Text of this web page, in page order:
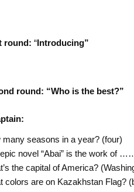
round: “Introducing”
round: “Who is the best?”
many seasons in a year? (four)
novel “Abai” is the work of
the capital of America?
colors are on Kazakhstan Flag?